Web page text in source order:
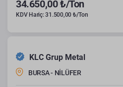
34.650,00 ₺/Ton
KDV Hariç: 31.500,00 ₺/Ton
KLC Grup Metal
BURSA - NİLÜFER